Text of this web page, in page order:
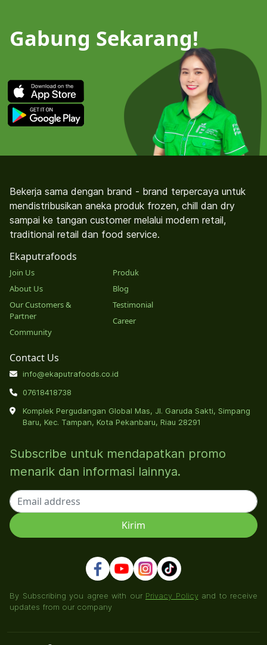
Gabung Sekarang!
Bekerja sama dengan brand - brand terpercaya untuk
mendistribusikan aneka produk frozen, chill dan dry
sampai ke tangan customer melalui modern retail,
traditional retail dan food service.
Ekaputrafoods
Join Us
About Us
Our Customers &
Partner
Community
Produk
Blog
Testimonial
Career
Contact Us
info@ekaputrafoods.co.id
07618418738
Komplek Pergudangan Global Mas, Jl. Garuda Sakti, Simpang
Baru, Kec. Tampan, Kota Pekanbaru, Riau 28291
Subscribe untuk mendapatkan promo
menarik dan informasi lainnya.
By Subscribing you agree with our Privacy Policyand to receive
updates from our company